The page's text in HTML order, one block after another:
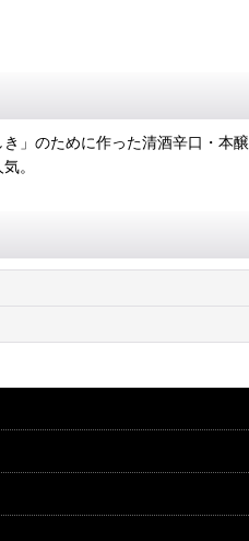
」のために作った清酒辛口・本醸
。